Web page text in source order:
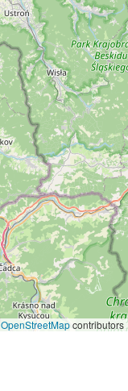
OpenStreetMapcontributors